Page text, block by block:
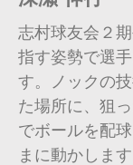
志村球友会２
指す姿勢で選
す。ノックの
た場所に、狙
でボールを配
まに動かしま